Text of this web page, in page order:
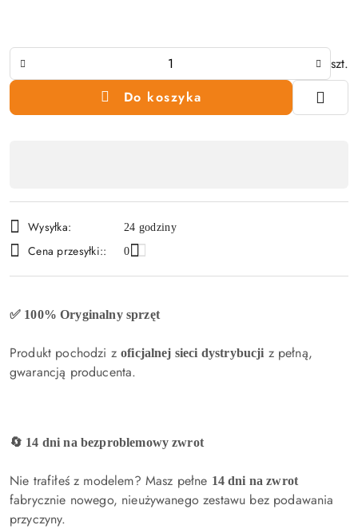
szt.
Do koszyka
płatność
i
dostawa
Wysyłka: 24 godziny
Cena przesyłki:: 0
✅ 100% Oryginalny sprzęt
Produkt pochodzi zoficjalnej sieci dystrybucji z pełną,
gwarancją producenta.
🔄 14 dni na bezproblemowy zwrot
Nie trafiłeś z modelem? Masz pełne 14 dni na zwrot
fabrycznie nowego, nieużywanego zestawu bez podawania
przyczyny.